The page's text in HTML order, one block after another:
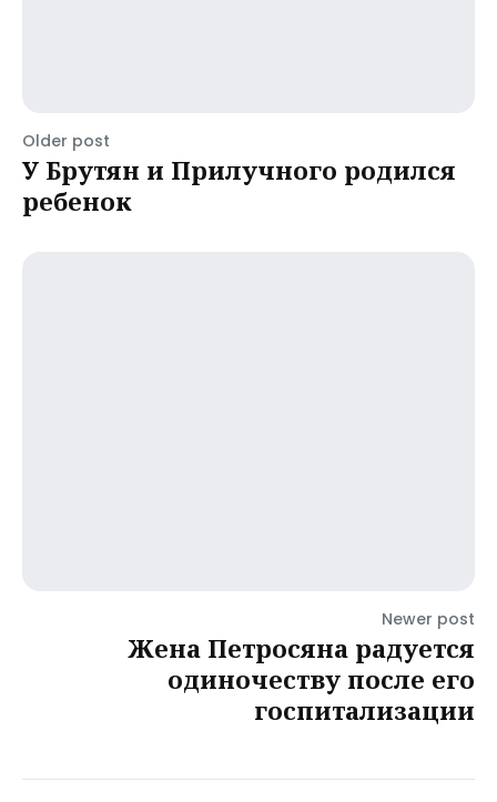
Older post
У Брутян и Прилучного родился
ребенок
Newer post
Жена Петросяна радуется
одиночеству после его
госпитализации